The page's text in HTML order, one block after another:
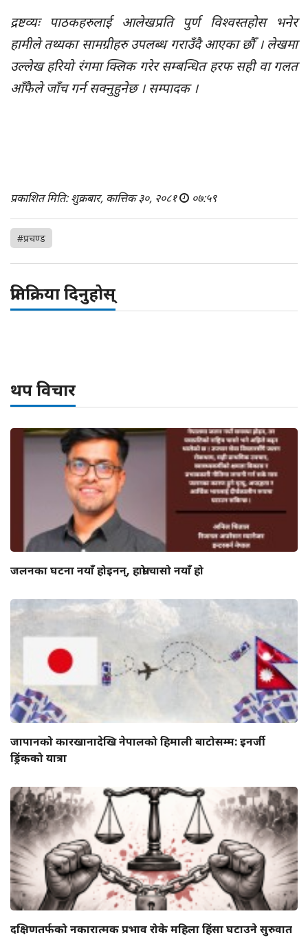
द्रष्टव्यः पाठकहरुलाई आलेखप्रति पुर्ण विश्वस्तहोस भनेर
हामीले तथ्यका सामग्रीहरु उपलब्ध गराउँदै आएका छौँ । लेखमा
उल्लेख हरियो रंगमा क्लिक गरेर सम्बन्धित हरफ सही वा गलत
आँफैले जाँच गर्न सक्नुहुनेछ । सम्पादक ।
प्रकाशित मिति: शुक्रबार, कात्तिक ३०, २०८१ ०७:५९
#प्रचण्ड
प्रतिक्रिया दिनुहोस्
थप विचार
जलनका घटना नयाँ होइनन्, हाम्रो चासो नयाँ हो
जापानको कारखानादेखि नेपालको हिमाली बाटोसम्म: इनर्जी
ड्रिंकको यात्रा
दक्षिणतर्फको नकारात्मक प्रभाव रोके महिला हिंसा घटाउने सुरुवात